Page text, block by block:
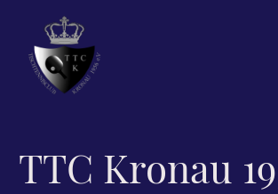
TTC Kronau